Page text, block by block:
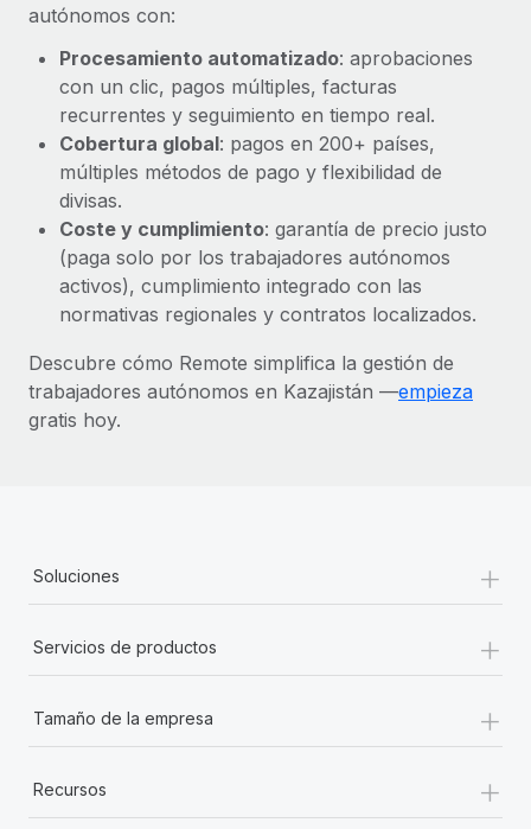
autónomos con:
Procesamiento automatizado: aprobaciones
con un clic, pagos múltiples, facturas
recurrentes y seguimiento en tiempo real.
Cobertura global: pagos en 200+ países,
múltiples métodos de pago y flexibilidad de
divisas.
Coste y cumplimiento: garantía de precio justo
(paga solo por los trabajadores autónomos
activos), cumplimiento integrado con las
normativas regionales y contratos localizados.
Descubre cómo Remote simplifica la gestión de
trabajadores autónomos en Kazajistán —empieza
gratis hoy.
Soluciones +
Servicios de productos +
Tamaño de la empresa +
Recursos +